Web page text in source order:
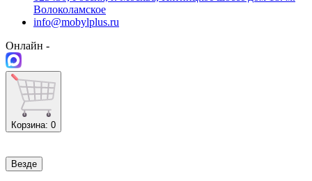
Волоколамское
info@mobylplus.ru
Онлайн -
Корзина: 0
Везде